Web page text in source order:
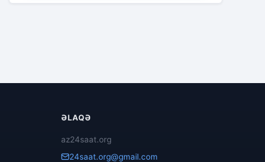
ƏLAQƏ
az24saat.org
24saat.org@gmail.com